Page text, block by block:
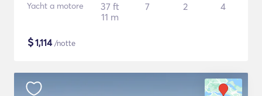
Yacht a motore
37 ft
11 m
7 2 4
$1,114/notte